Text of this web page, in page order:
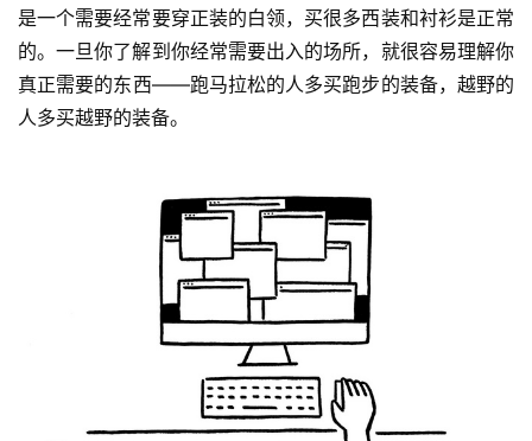
是一个需要经常要穿正装的白领，买很多西装和衬衫是正常
的。一旦你了解到你经常需要出入的场所，就很容易理解你
真正需要的东西——跑马拉松的人多买跑步的装备，越野的
人多买越野的装备。